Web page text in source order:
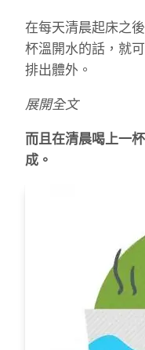
在每天清晨起床之
杯溫開水的話，就
排出體外。
展開全文
而且在清晨喝上一
成。